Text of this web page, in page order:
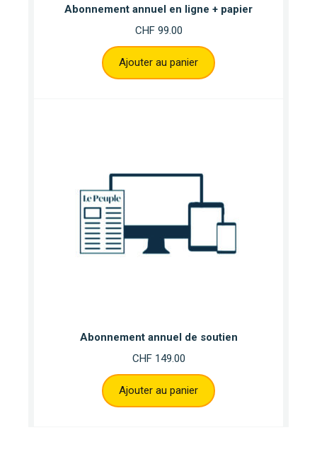
Abonnement annuel en ligne + papier
CHF99.00
Ajouter au panier
Abonnement annuel de soutien
CHF149.00
Ajouter au panier